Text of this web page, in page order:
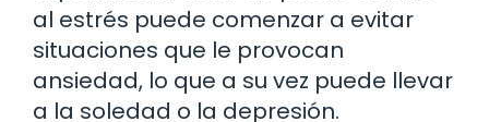
al estrés puede comenzar a evitar
situaciones que le provocan
ansiedad, lo que a su vez puede llevar
a la soledad o la depresión.